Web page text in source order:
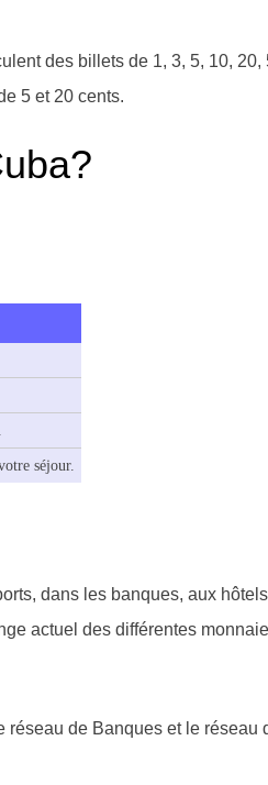
des billets de 1, 3, 5, 10, 20,
5 et 20 cents.
séjour.
dans les banques, aux
actuel des différentes
de Banques et le réseau